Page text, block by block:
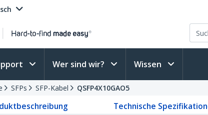
Wer sind wir? Wissen
SFPs SFP-Kabel QSFP4X10GAO5
Technische